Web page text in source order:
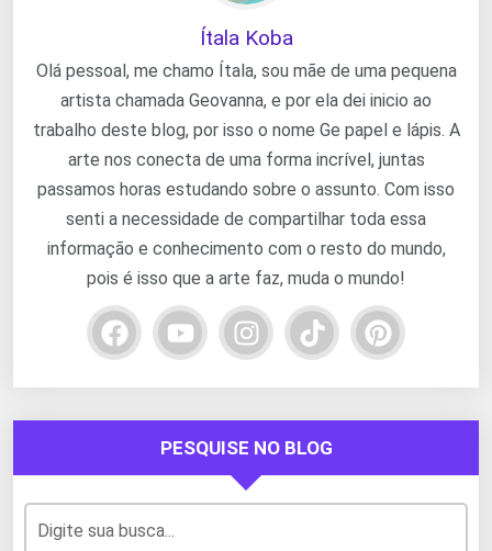
Ítala Koba
Olá pessoal, me chamo Ítala, sou mãe de uma pequena
artista chamada Geovanna, e por ela dei inicio ao
trabalho deste blog, por isso o nome Ge papel e lápis. A
arte nos conecta de uma forma incrível, juntas
passamos horas estudando sobre o assunto. Com isso
senti a necessidade de compartilhar toda essa
informação e conhecimento com o resto do mundo,
pois é isso que a arte faz, muda o mundo!
PESQUISE NO BLOG